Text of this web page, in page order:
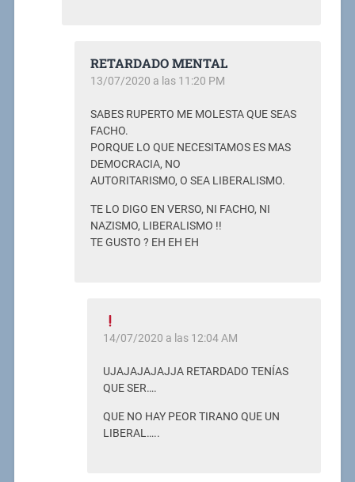
RETARDADO MENTAL
13/07/2020 a las 11:20 PM
SABES RUPERTO ME MOLESTA QUE SEAS
FACHO.
PORQUE LO QUE NECESITAMOS ES MAS
DEMOCRACIA, NO
AUTORITARISMO, O SEA LIBERALISMO.
TE LO DIGO EN VERSO, NI FACHO, NI
NAZISMO, LIBERALISMO !!
TE GUSTO ? EH EH EH
14/07/2020 a las 12:04 AM
UJAJAJAJAJJA RETARDADO TENÍAS
QUE SER….
QUE NO HAY PEOR TIRANO QUE UN
LIBERAL…..